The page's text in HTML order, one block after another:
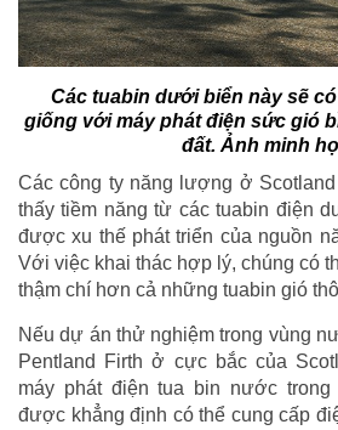
Các tuabin dưới biển này sẽ
giống với máy phát điện sức gió
đất. Ảnh minh
Các công ty năng lượng ở
thấy tiềm năng từ các tuabin điện
được xu thế phát triển của nguồn
Với việc khai thác hợp lý, chúng có
thậm chí hơn cả những tuabin gió
Nếu dự án thử nghiệm trong vùng
Pentland Firth ở cực bắc của
máy phát điện tua bin nước
được khẳng định có thể cung cấp